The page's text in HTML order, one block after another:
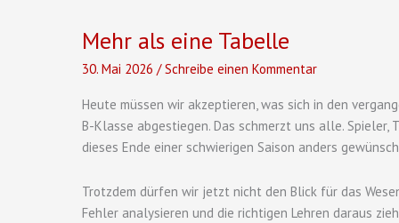
Mehr als eine Tabelle
30. Mai 2026 /Schreibe einen Kommentar
Heute müssen wir akzeptieren, was sich in den
B-Klasse abgestiegen. Das schmerzt uns alle.
dieses Ende einer schwierigen Saison anders
Trotzdem dürfen wir jetzt nicht den Blick für das
Fehler analysieren und die richtigen Lehren daraus